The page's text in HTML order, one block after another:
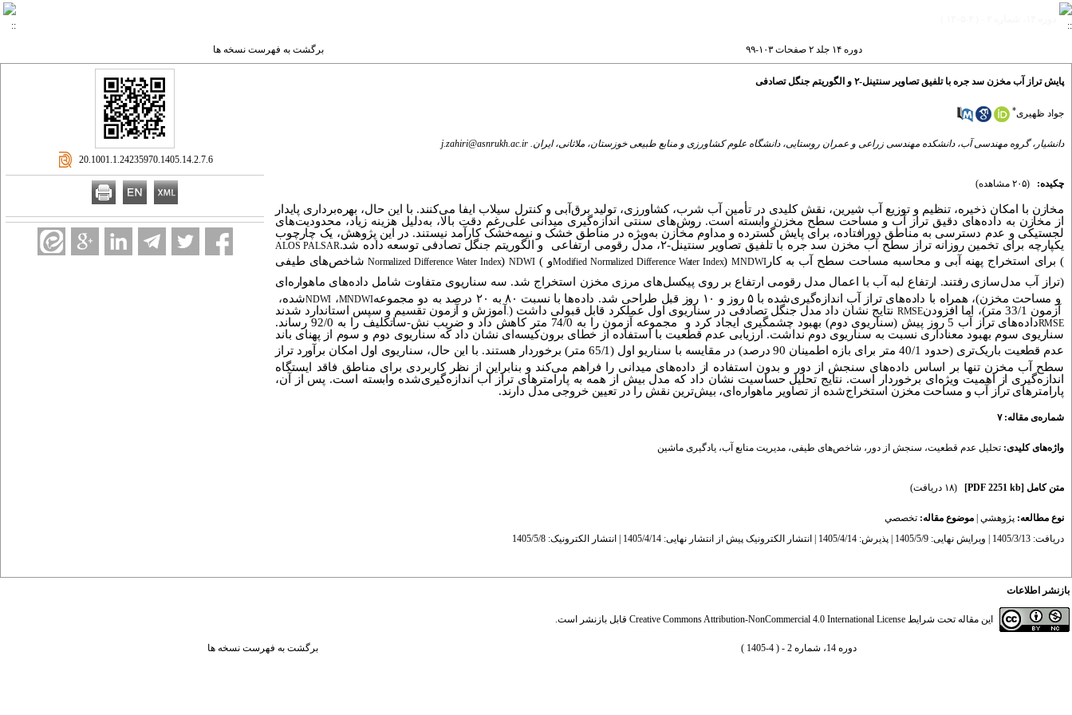
دوره ۱۴ جلد ۲ صفحات ۱۰۳-۹۹ برگشت به فهرست نسخه ها
پایش تراز آب مخزن سد جره با تلفیق تصاویر سنتینل-۲ و الگوریتم جنگل تصادفی
جواد ظهیری*
دانشیار، گروه مهندسی آب، دانشکده مهندسی زراعی و عمران روستایی، دانشگاه علوم کشاورزی و منابع طبیعی خوزستان، ملاثانی، ایران. j.zahiri@asnrukh.ac.ir
چکیده: (۲۰۵ مشاهده)
مخازن با امکان ذخیره، تنظیم و توزیع آب شیرین، نقش کلیدی در تأمین آب شرب، کشاورزی، تولید برق‌آبی و کنترل سیلاب ایفا می‌کنند. با این حال، بهره‌برداری پایدار
از مخازن به داده‌های دقیق تراز آب و مساحت سطح مخزن وابسته است. روش‌های سنتی اندازه‌گیری میدانی علی‌رغم دقت بالا، به‌دلیل هزینه زیاد، محدودیت‌های
لجستیکی و عدم دسترسی به مناطق دورافتاده، برای پایش گسترده و مداوم مخازن به‌ویژه در مناطق خشک و نیمه‌خشک کارآمد نیستند. در این پژوهش، یک چارچوب
یکپارچه برای تخمین روزانه تراز سطح آب مخزن سد جره با تلفیق تصاویر سنتینل-۲، مدل رقومی ارتفاعی
ALOS PALSARو الگوریتم جنگل تصادفی توسعه داده شد.
شاخص‌های طیفی Normalized Difference Water Index(NDWI)وModified Normalized Difference Water Index(MNDWI) برای استخراج پهنه آبی و محاسبه مساحت سطح آب به کار
رفتند. ارتفاع لبه آب با اعمال مدل رقومی ارتفاع بر روی پیکسل‌های مرزی مخزن استخراج شد. سه سناریوی متفاوت شامل داده‌های ماهواره‌ای (تراز آب مدل‌سازی
شده،NDWI ،MNDWIو مساحت مخزن)، همراه با داده‌های تراز آب اندازه‌گیری‌شده با ۵ روز و ۱۰ روز قبل طراحی شد. داده‌ها با نسبت ۸۰ به ۲۰ درصد به دو مجموعه
آموزش و آزمون تقسیم و سپس استاندارد شدند .نتایج نشان داد مدل جنگل تصادفی در سناریوی اول عملکرد قابل قبولی داشت ( RMSEآزمون 33/1 متر)، اما افزودن
داده‌های تراز آب 5 روز پیش (سناریوی دوم) بهبود چشمگیری ایجاد کرد وRMSE
مجموعه آزمون را به 74/0 متر کاهش داد و ضریب نش-ساتکلیف را به 92/0 رساند.
سناریوی سوم بهبود معناداری نسبت به سناریوی دوم نداشت. ارزیابی عدم قطعیت با استفاده از خطای برون‌کیسه‌ای نشان داد که سناریوی دوم و سوم از پهنای باند
عدم قطعیت باریک‌تری (حدود 40/1 متر برای بازه اطمینان 90
درصد) در مقایسه با سناریو اول (65/1 متر) برخوردار هستند. با این حال، سناریوی اول امکان برآورد تراز
سطح آب مخزن تنها بر اساس داده‌های سنجش ‌از دور و بدون استفاده از داده‌های میدانی را فراهم می‌کند و بنابراین از نظر کاربردی برای مناطق فاقد ایستگاه
اندازه‌گیری از اهمیت ویژه‌ای برخوردار است. نتایج تحلیل حساسیت نشان داد که مدل بیش از همه به پارامترهای تراز آب اندازه‌گیری‌شده وابسته است. پس از آن،
پارامترهای تراز آب و مساحت مخزن استخراج‌شده از تصاویر ماهواره‌ای، بیش‌ترین نقش را در تعیین خروجی مدل دارند.
شماره‌ی مقاله: ۷
واژه‌های کلیدی: تحلیل عدم قطعیت، سنجش از دور ، شاخص‌های طیفی، مدیریت منابع آب، یادگیری ماشین
متن کامل [PDF 2251 kb] (۱۸ دریافت)
نوع مطالعه: پژوهشي موضوع مقاله: تخصصي
دریافت: 1405/3/13 | ویرایش نهایی: 1405/5/9 | پذیرش: 1405/4/14 | انتشار الکترونیک پیش از انتشار نهایی: 1405/4/14 | انتشار الکترونیک: 1405/5/8
‎ 20.1001.1.24235970.1405.14.2.7.6
بازنشر اطلاعات
این مقاله تحت شرایط Creative Commons Attribution-NonCommercial 4.0 International License قابل بازنشر است.
دوره 14، شماره 2 - ( 4-1405 ) برگشت به فهرست نسخه ها